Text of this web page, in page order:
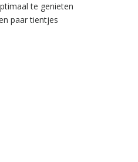
te genieten
paar tientjes